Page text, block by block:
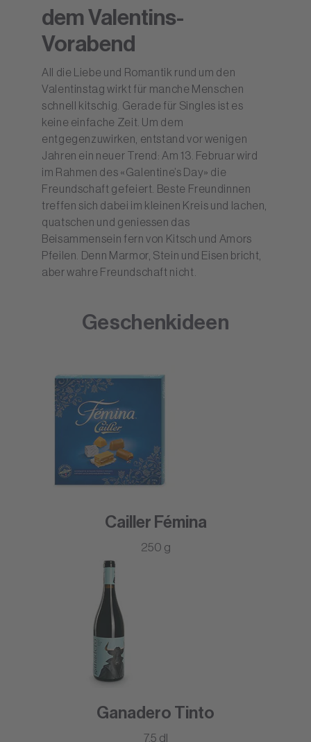
dem Valentins-
Vorabend
All die Liebe und Romantik rund um den
Valentinstag wirkt für manche Menschen
schnell kitschig. Gerade für Singles ist es
keine einfache Zeit. Um dem
entgegenzuwirken, entstand vor wenigen
Jahren ein neuer Trend: Am 13. Februar wird
im Rahmen des «Galentine’s Day» die
Freundschaft gefeiert. Beste Freundinnen
treffen sich dabei im kleinen Kreis und lachen,
quatschen und geniessen das
Beisammensein fern von Kitsch und Amors
Pfeilen. Denn Marmor, Stein und Eisen bricht,
aber wahre Freundschaft nicht.
Geschenkideen
Cailler Fémina
250 g
Ganadero Tinto
7.5 dl